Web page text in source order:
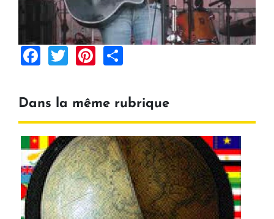
Facebook
TwitterPinterest
Dans la même rubrique